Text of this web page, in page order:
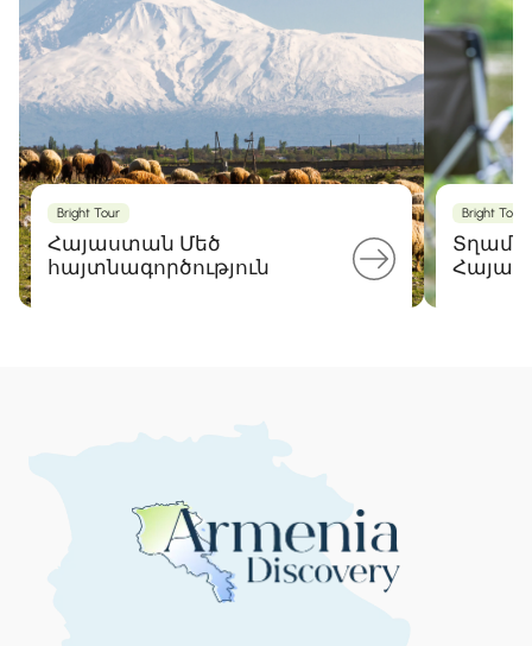
Bright Tour
Հայաստան Մեծ
հայտնագործություն
Bright Tour